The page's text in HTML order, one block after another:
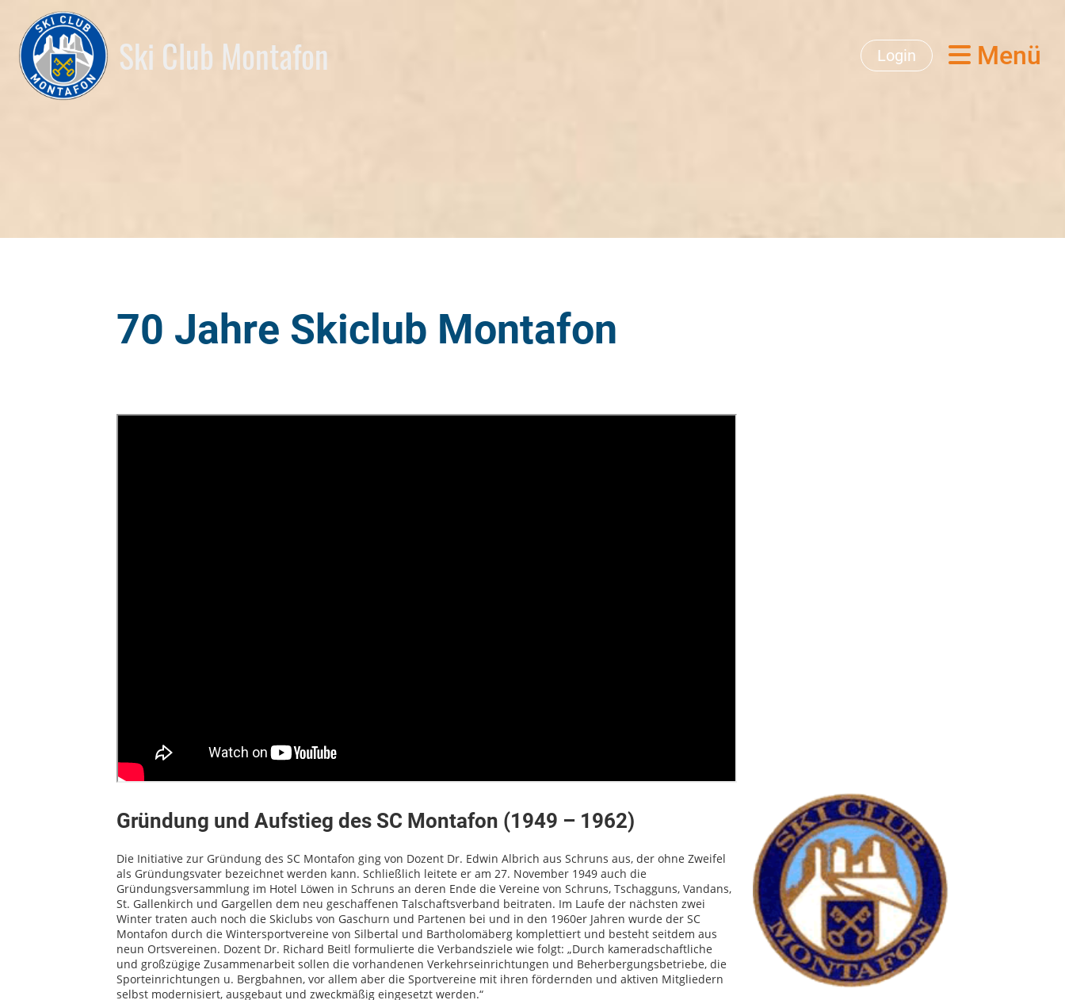
Ski Club Montafon Login Menü
70 Jahre Skiclub Montafon
Gründung und Aufstieg des SC Montafon (1949 – 1962)
Die Initiative zur Gründung des SC Montafon ging von Dozent Dr. Edwin Albrich aus Schruns aus, der ohne Zweifel
als Gründungsvater bezeichnet werden kann. Schließlich leitete er am 27. November 1949 auch die
Gründungsversammlung im Hotel Löwen in Schruns an deren Ende die Vereine von Schruns, Tschagguns, Vandans,
St. Gallenkirch und Gargellen dem neu geschaffenen Talschaftsverband beitraten. Im Laufe der nächsten zwei
Winter traten auch noch die Skiclubs von Gaschurn und Partenen bei und in den 1960er Jahren wurde der SC
Montafon durch die Wintersportvereine von Silbertal und Bartholomäberg komplettiert und besteht seitdem aus
neun Ortsvereinen. Dozent Dr. Richard Beitl formulierte die Verbandsziele wie folgt: „Durch kameradschaftliche
und großzügige Zusammenarbeit sollen die vorhandenen Verkehrseinrichtungen und Beherbergungsbetriebe, die
Sporteinrichtungen u. Bergbahnen, vor allem aber die Sportvereine mit ihren fördernden und aktiven Mitgliedern
selbst modernisiert, ausgebaut und zweckmäßig eingesetzt werden.“